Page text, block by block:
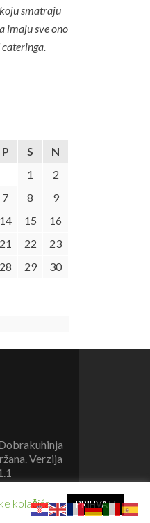
smatraju
imaju sve ono
P S
N
1
2
7 8
9
14 15
16
21 22
23
28 29
30
Verzija
kolačića PRIHVATI